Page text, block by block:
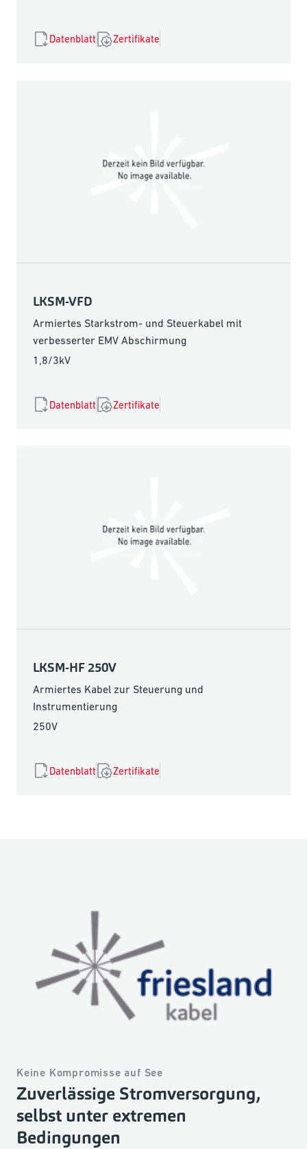
Datenblatt Zertifikate
LKSM-VFD
Armiertes Starkstrom- und Steuerkabel mit
verbesserter EMV Abschirmung
1,8/3kV
Datenblatt Zertifikate
LKSM-HF 250V
Armiertes Kabel zur Steuerung und
Instrumentierung
250V
Datenblatt Zertifikate
Keine Kompromisse auf See
Zuverlässige Stromversorgung,
selbst unter extremen
Bedingungen